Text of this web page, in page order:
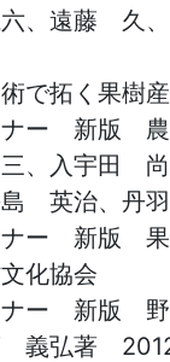
、遠藤 久
術で拓く果
ナー 新版
、入宇田
英治、丹
ナー 新版
化協会
ナー 新版
義弘著